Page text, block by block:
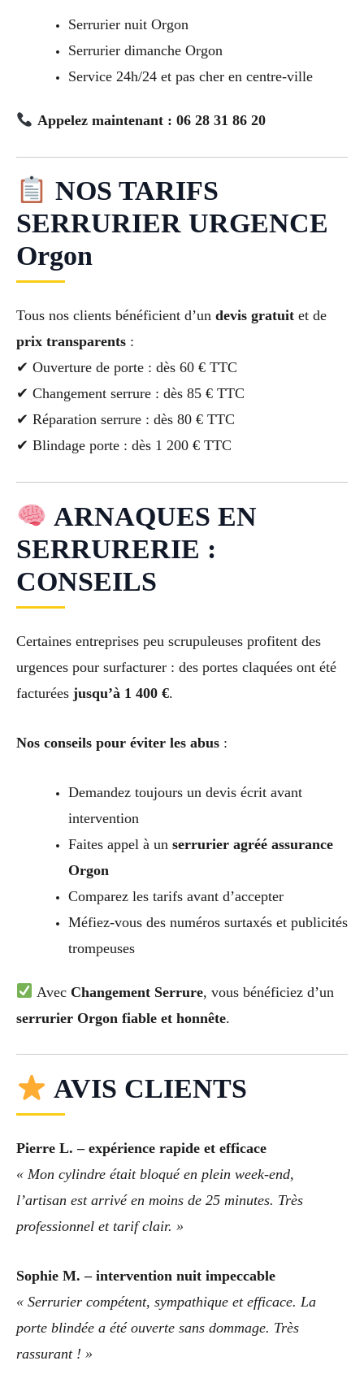
Serrurier nuit Orgon
Serrurier dimanche Orgon
Service 24h/24 et pas cher en centre-ville
Appelez maintenant : 06 28 31 86 20
NOS TARIFS
SERRURIER URGENCE
Orgon
Tous nos clients bénéficient d’un devis gratuit et de
prix transparents :
✔ Ouverture de porte : dès 60 € TTC
✔ Changement serrure : dès 85 € TTC
✔ Réparation serrure : dès 80 € TTC
✔ Blindage porte : dès 1 200 € TTC
ARNAQUES EN
SERRURERIE :
CONSEILS
Certaines entreprises peu scrupuleuses profitent des
urgences pour surfacturer : des portes claquées ont été
facturées jusqu’à 1 400 €.
Nos conseils pour éviter les abus :
Demandez toujours un devis écrit avant
intervention
Faites appel à un serrurier agréé assurance
Orgon
Comparez les tarifs avant d’accepter
Méfiez-vous des numéros surtaxés et publicités
trompeuses
Avec Changement Serrure, vous bénéficiez d’un
serrurier Orgon fiable et honnête.
AVIS CLIENTS
Pierre L. – expérience rapide et efficace
« Mon cylindre était bloqué en plein week-end,
l’artisan est arrivé en moins de 25 minutes. Très
professionnel et tarif clair. »
Sophie M. – intervention nuit impeccable
« Serrurier compétent, sympathique et efficace. La
porte blindée a été ouverte sans dommage. Très
rassurant ! »